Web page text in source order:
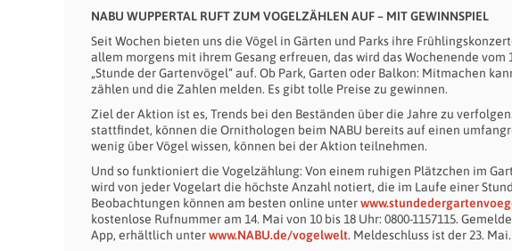
NABU WUPPERTAL RUFT ZUM VOGELZÄHLEN AUF – MIT GEWINNSPIEL
Seit Wochen bieten uns die Vögel in Gärten und Parks ihre
allem morgens mit ihrem Gesang erfreuen, das wird das Wochenende vom
„Stunde der Gartenvögel“ auf. Ob Park, Garten oder Balkon: Mitmachen
zählen und die Zahlen melden. Es gibt tolle Preise zu gewinnen.
Ziel der Aktion ist es, Trends bei den Beständen über die Jahre zu
stattfindet, können die Ornithologen beim NABU bereits auf einen
wenig über Vögel wissen, können bei der Aktion teilnehmen.
Und so funktioniert die Vogelzählung: Von einem ruhigen Plätzchen im
wird von jeder Vogelart die höchste Anzahl notiert, die im Laufe einer
Beobachtungen können am besten online unter
kostenlose Rufnummer am 14. Mai von 10 bis 18 Uhr: 0800-1157115.
App, erhältlich unterwww.NABU.de/vogelwelt. Meldeschluss ist der 23. Mai.